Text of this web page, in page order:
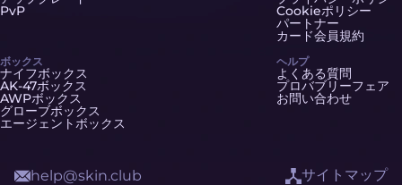
PvP
ボックス
ナイフボックス
AK-47ボックス
AWPボックス
グローブボックス
エージェントボックス
Cookieポリシー
パートナー
カード会員規約
ヘルプ
よくある質問
プロバブリーフェア
お問い合わせ
help@skin.club サイトマップ